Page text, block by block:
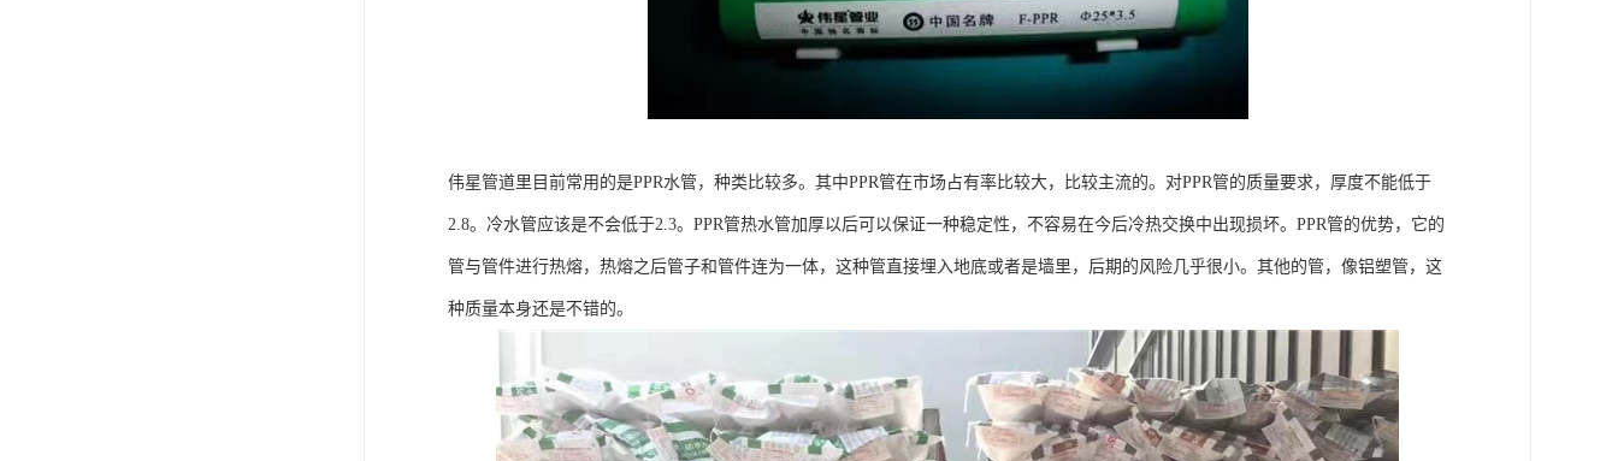
伟星管道里目前常用的是PPR水管，种类比较多。其中PPR管在市场占有率比较大，比较主流的。对PPR管的质量要求，厚度不能低于
2.8。冷水管应该是不会低于2.3。PPR管热水管加厚以后可以保证一种稳定性，不容易在今后冷热交换中出现损坏。PPR管的优势，它的
管与管件进行热熔，热熔之后管子和管件连为一体，这种管直接埋入地底或者是墙里，后期的风险几乎很小。其他的管，像铝塑管，这
种质量本身还是不错的。